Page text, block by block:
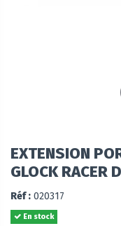
EXTENSION
GLOCK RACER
Réf : 020317
En stock